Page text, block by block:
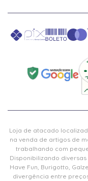
Loja de atacado
na venda de artigos de
trabalhando com
Disponibilizando
Have Fun, Burigotto,
divergência entre